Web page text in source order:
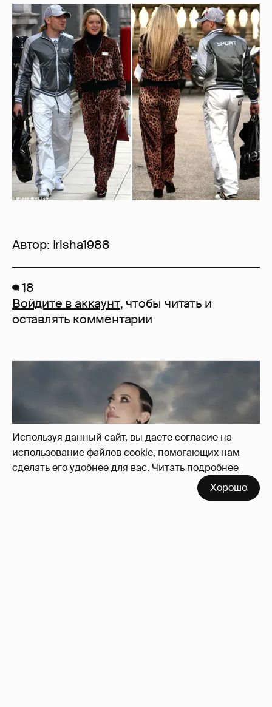
Используя данный сайт, вы даете согласие на
использование файлов cookie, помогающих нам
сделать его удобнее для вас. Читать подробнее
Хорошо
Автор: Irisha1988
18
Войдите в аккаунт, чтобы читать и
оставлять комментарии